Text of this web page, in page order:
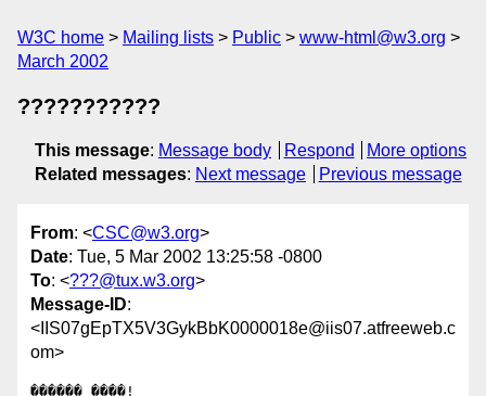
W3C home Mailing lists Public
www-html@w3.org
March 2002
???????????
This message: Message body Respond
More options
Related messages: Next message Previous message
From: <CSC@w3.org>
Date: Tue, 5 Mar 2002 13:25:58 -0800
To: <???@tux.w3.org>
Message-ID:
<IIS07gEpTX5V3GykBbK0000018e@iis07.atfreeweb.c
om>
������ ����!